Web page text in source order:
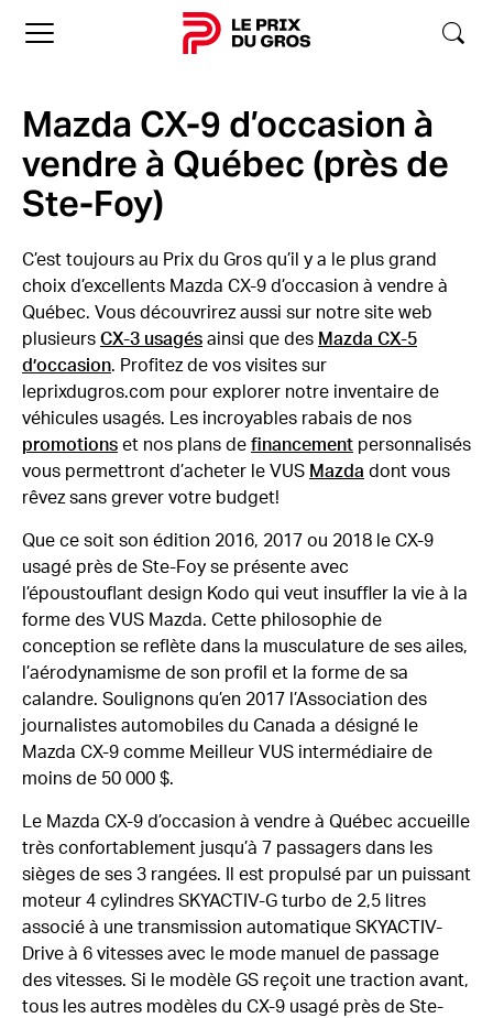
Accueil
Mazda CX-9 d’occasion à
vendre à Québec (près de
Ste-Foy)
C’est toujours au Prix du Gros qu’il y a le plus grand
choix d’excellents Mazda CX-9 d’occasion à vendre à
Québec. Vous découvrirez aussi sur notre site web
plusieurs CX-3 usagés ainsi que des Mazda CX-5
d’occasion. Profitez de vos visites sur
leprixdugros.com pour explorer notre inventaire de
véhicules usagés. Les incroyables rabais de nos
promotions et nos plans de financement personnalisés
vous permettront d’acheter le VUS Mazda dont vous
rêvez sans grever votre budget!
Que ce soit son édition 2016, 2017 ou 2018 le CX-9
usagé près de Ste-Foy se présente avec
l’époustouflant design Kodo qui veut insuffler la vie à la
forme des VUS Mazda. Cette philosophie de
conception se reflète dans la musculature de ses ailes,
l’aérodynamisme de son profil et la forme de sa
calandre. Soulignons qu’en 2017 l’Association des
journalistes automobiles du Canada a désigné le
Mazda CX-9 comme Meilleur VUS intermédiaire de
moins de 50 000 $.
Le Mazda CX-9 d’occasion à vendre à Québec accueille
très confortablement jusqu’à 7 passagers dans les
sièges de ses 3 rangées. Il est propulsé par un puissant
moteur 4 cylindres SKYACTIV-G turbo de 2,5 litres
associé à une transmission automatique SKYACTIV-
Drive à 6 vitesses avec le mode manuel de passage
des vitesses. Si le modèle GS reçoit une traction avant,
tous les autres modèles du CX-9 usagé près de Ste-